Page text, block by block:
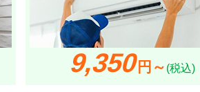
9,350円～ (税込)